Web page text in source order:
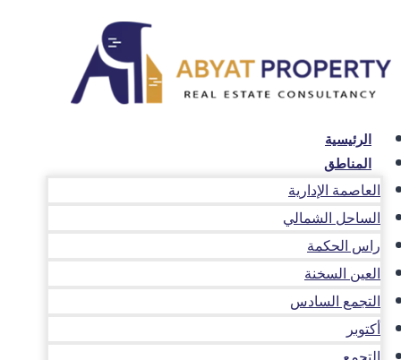
المحتوى
الرئيسية
المناطق
العاصمة الإدارية
الساحل الشمالي
راس الحكمة
العين السخنة
التجمع السادس
أكتوبر